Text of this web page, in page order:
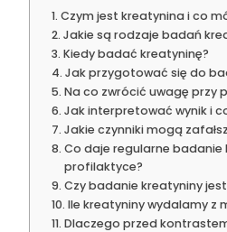
Czym jest kreatynina i co
Jakie są rodzaje badań
Kiedy badać kreatyninę?
Jak przygotować się do
Na co zwrócić uwagę przy
Jak interpretować wynik i
Jakie czynniki mogą
Co daje regularne badanie
profilaktyce?
Czy badanie kreatyniny
Ile kreatyniny wydalamy z
Dlaczego przed